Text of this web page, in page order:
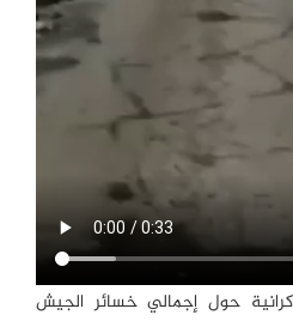
حول إجمالي خسائر الجيش